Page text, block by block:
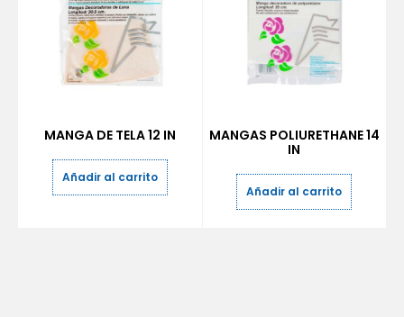
MANGA DE TELA 12 IN
Añadir al carrito
MANGAS POLIURETHANE 14
IN
Añadir al carrito